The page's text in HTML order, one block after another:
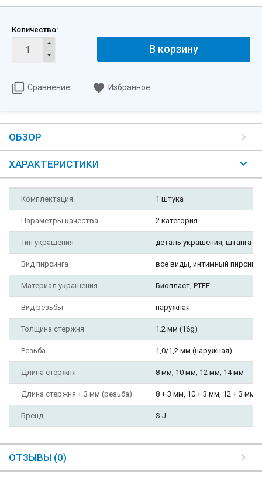
Количество:
В корзину
Сравнение Избранное
ОБЗОР
ХАРАКТЕРИСТИКИ
Комплектация 1 штука
Параметры качества 2 категория
Тип украшения деталь украшения, штанга
Вид пирсинга все виды, интимный пирсинг,
Материал украшения Биопласт, PTFE
Вид резьбы наружная
Толщина стержня 1.2 мм (16g)
Резьба 1,0/1,2 мм (наружная)
Длина стержня 8 мм, 10 мм, 12 мм, 14 мм
Длина стержня + 3 мм (резьба) 8 + 3 мм, 10 + 3 мм, 12 + 3 мм,
Бренд S.J.
ОТЗЫВЫ (0)